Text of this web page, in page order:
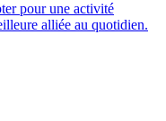
pour une activité
alliée au quotidien.